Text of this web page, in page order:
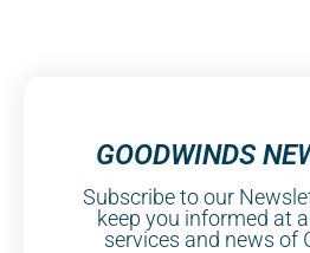
GOODWINDS
Subscribe to our
keep you informed at
services and news of